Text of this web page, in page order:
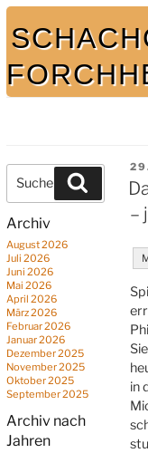
Zum
Inhalt
springen
nach:
Suchen
Archiv
August 2026
Juli 2026
Juni 2026
Mai 2026
April 2026
März 2026
Februar 2026
Januar 2026
Dezember 2025
November 2025
Oktober 2025
September 2025
Archiv nach
Jahren
AM
–
in